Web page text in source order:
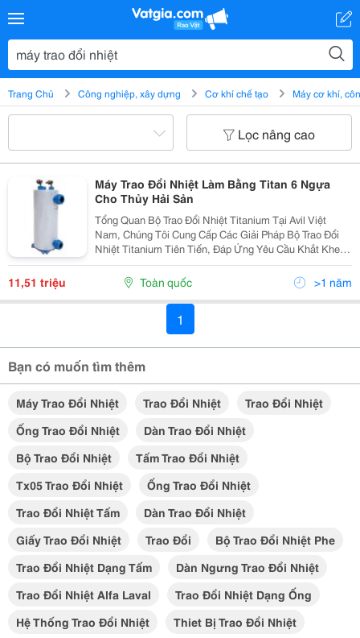
Trang Chủ Công nghiệp, xây dựng Cơ khí chế tạo Máy cơ khí,
Lọc nâng cao
Máy Trao Đổi Nhiệt Làm Bằng Titan 6 Ngựa
Cho Thủy Hải Sản
Tổng Quan Bộ Trao Đổi Nhiệt Titanium Tại Avil Việt
Nam, Chúng Tôi Cung Cấp Các Giải Pháp Bộ Trao Đổi
Nhiệt Titanium Tiên Tiến, Đáp Ứng Yêu Cầu Khắt Khe
Của Nhiều Lĩnh Vực, Từ Hồ Bơi, Nuôi Trồng Thủy Hải
Sản Đến Hàng Hải Và Công Nghiệp. Với Khả Năng...
11,51 triệu Toàn quốc >1 năm
1
Bạn có muốn tìm thêm
Máy Trao Đổi Nhiệt Trao Đổi Nhiệt
Trao Đổi Nhiệt
Ống Trao Đổi Nhiệt
Dàn Trao Đổi Nhiệt
Bộ Trao Đổi Nhiệt
Tấm Trao Đổi Nhiệt
Tx05 Trao Đổi Nhiệt
Ống Trao Đổi Nhiệt
Trao Đổi Nhiệt Tấm
Dàn Trao Đổi Nhiệt
Giấy Trao Đổi Nhiệt
Trao Đổi
Bộ Trao Đổi Nhiệt Phe
Trao Đổi Nhiệt Dạng Tấm
Dàn Ngưng Trao Đổi Nhiệt
Trao Đổi Nhiệt Alfa Laval
Trao Đổi Nhiệt Dạng Ống
Hệ Thống Trao Đổi Nhiệt
Thiet Bị Trao Đổi Nhiệt